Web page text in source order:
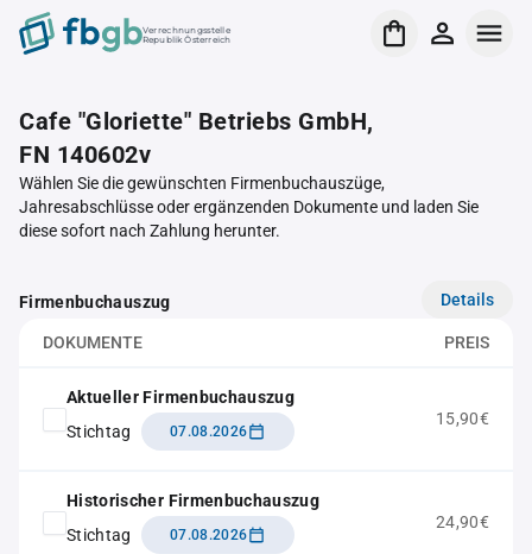
Verrechnungsstelle
Republik Österreich
Cafe "Gloriette" Betriebs GmbH,
FN 140602v
Wählen Sie die gewünschten Firmenbuchauszüge,
Jahresabschlüsse oder ergänzenden Dokumente und laden Sie
diese sofort nach Zahlung herunter.
Firmenbuchauszug Details
DOKUMENTE PREIS
Aktueller Firmenbuchauszug
Stichtag
07.08.2026
15,90€
Historischer Firmenbuchauszug
Stichtag
07.08.2026
24,90€